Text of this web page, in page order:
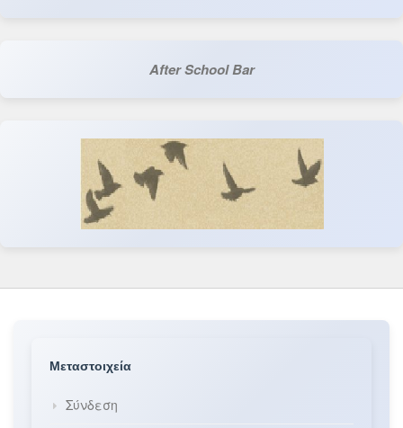
After School Bar
Μεταστοιχεία
Σύνδεση